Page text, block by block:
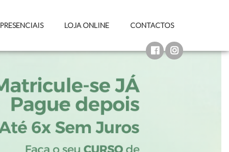
LOJA ONLINE CONTACTOS